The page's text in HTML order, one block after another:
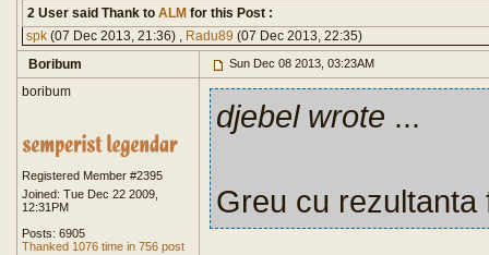
2 User said Thank to ALM for this Post :
spk (07 Dec 2013, 21:36) , Radu89 (07 Dec 2013, 22:35)
Boribum
Sun Dec 08 2013, 03:23AM
boribum
Registered Member #2395
Joined: Tue Dec 22 2009,
12:31PM
Posts: 6905
Thanked 1076 time in 756 post
djebel wrote ...
Greu cu